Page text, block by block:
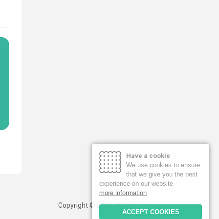
Copyright © 2019-2026 FileInfo
Have a cookie
We use cookies to ensure
that we give you the best
experience on our website
more information
ACCEPT COOKIES